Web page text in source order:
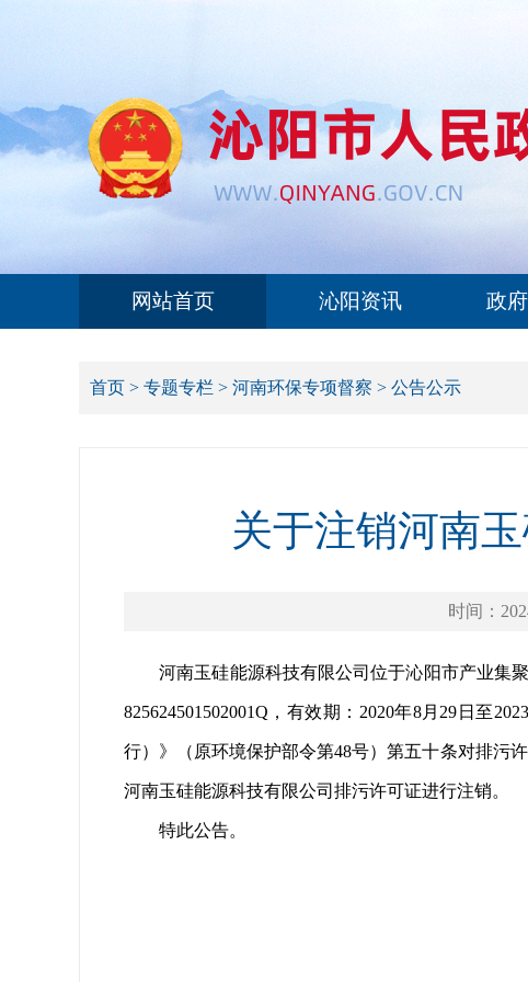
网站首页 沁阳资讯 政
首页 > 专题专栏 > 河南环保专项督察 > 公告公示
关于注销河南
时间：
河南玉硅能源科技有限公司位于沁阳市产业集聚
825624501502001Q，有效期：2020年8月29日至
行）》（原环境保护部令第48号）第五十条对排污
河南玉硅能源科技有限公司排污许可证进行注销。
特此公告。